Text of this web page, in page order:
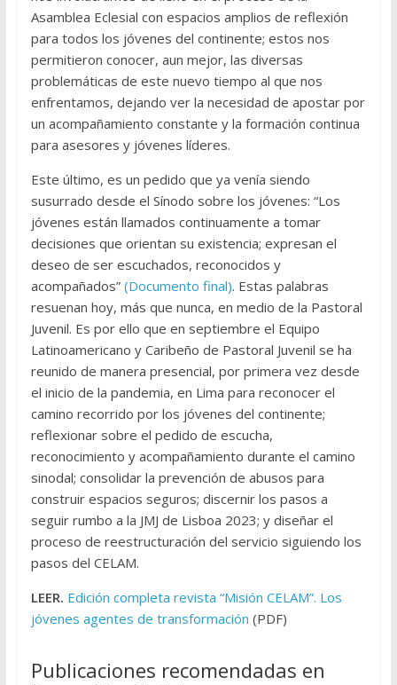
Asamblea Eclesial con espacios amplios de reflexión
para todos los jóvenes del continente; estos nos
permitieron conocer, aun mejor, las diversas
problemáticas de este nuevo tiempo al que nos
enfrentamos, dejando ver la necesidad de apostar por
un acompañamiento constante y la formación continua
para asesores y jóvenes líderes.
Este último, es un pedido que ya venía siendo
susurrado desde el Sínodo sobre los jóvenes: “Los
jóvenes están llamados continuamente a tomar
decisiones que orientan su existencia; expresan el
deseo de ser escuchados, reconocidos y
acompañados” (Documento final). Estas palabras
resuenan hoy, más que nunca, en medio de la Pastoral
Juvenil. Es por ello que en septiembre el Equipo
Latinoamericano y Caribeño de Pastoral Juvenil se ha
reunido de manera presencial, por primera vez desde
el inicio de la pandemia, en Lima para reconocer el
camino recorrido por los jóvenes del continente;
reflexionar sobre el pedido de escucha,
reconocimiento y acompañamiento durante el camino
sinodal; consolidar la prevención de abusos para
construir espacios seguros; discernir los pasos a
seguir rumbo a la JMJ de Lisboa 2023; y diseñar el
proceso de reestructuración del servicio siguiendo los
pasos del CELAM.
LEER. Edición completa revista “Misión CELAM”. Los
jóvenes agentes de transformación (PDF)
Publicaciones recomendadas en